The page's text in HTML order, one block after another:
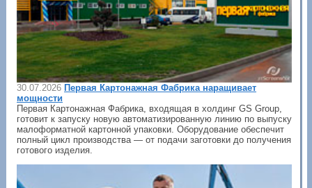
30.07.2026 Первая Картонажная Фабрика наращивает
мощности
Первая Картонажная Фабрика, входящая в холдинг GS Group,
готовит к запуску новую автоматизированную линию по выпуску
малоформатной картонной упаковки. Оборудование обеспечит
полный цикл производства — от подачи заготовки до получения
готового изделия.